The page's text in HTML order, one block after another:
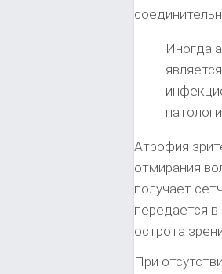
Иногда
Атрофия
отмирания
получает
передается
острота
При